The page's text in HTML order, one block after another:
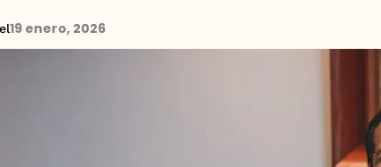
19 enero, 2026